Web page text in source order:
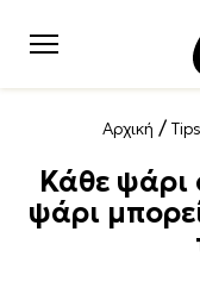
Αρχική /
Κάθε ψάρι
ψάρι